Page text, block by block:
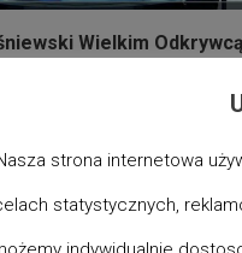
Dr Jan Kwaśniewski Miał
Kraus Akademia Zdrowia
strona internetowa
statystycznych,